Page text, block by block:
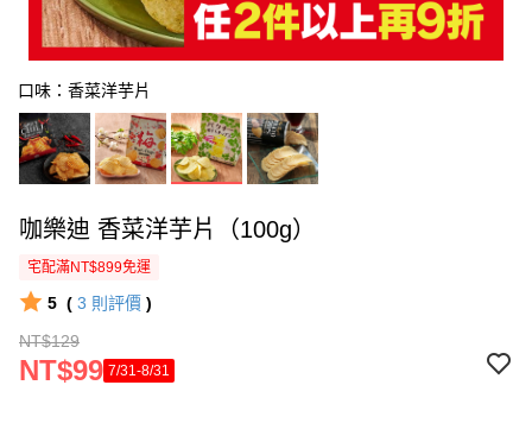
口味：香菜洋芋片
咖樂迪 香菜洋芋片（100g）
宅配滿NT$899免運
5 ( 3 則評價 )
NT$129
NT$99 7/31-8/31